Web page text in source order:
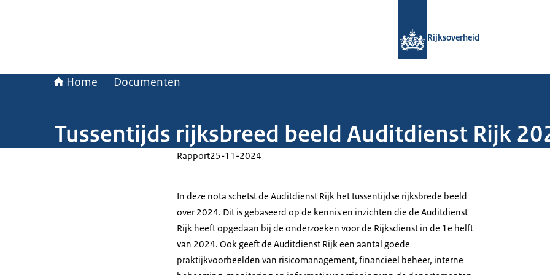
Rijksoverheid
Home Documenten
Tussentijds rijksbreed beeld Auditdienst Rijk
Rapport25-11-2024
In deze nota schetst de Auditdienst Rijk het tussentijdse rijksbrede beeld
over 2024. Dit is gebaseerd op de kennis en inzichten die de Auditdienst
Rijk heeft opgedaan bij de onderzoeken voor de Rijksdienst in de 1e helft
van 2024. Ook geeft de Auditdienst Rijk een aantal goede
praktijkvoorbeelden van risicomanagement, financieel beheer, interne